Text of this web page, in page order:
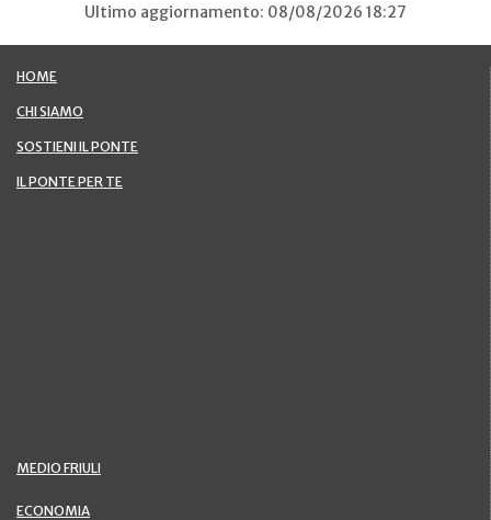
Ultimo aggiornamento: 08/08/2026 18:27
HOME
CHI SIAMO
SOSTIENI IL PONTE
IL PONTE PER TE
MEDIO FRIULI
ECONOMIA